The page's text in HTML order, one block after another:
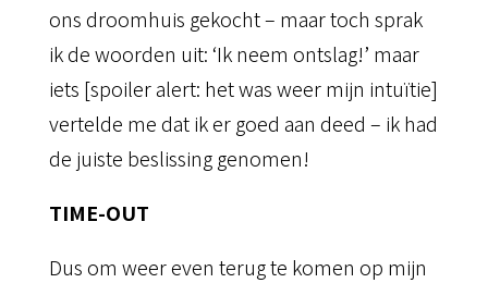
ons droomhuis gekocht – maar toch sprak
ik de woorden uit: ‘Ik neem ontslag!’ maar
iets [spoiler alert: het was weer mijn intuïtie]
vertelde me dat ik er goed aan deed – ik had
de juiste beslissing genomen!
TIME-OUT
Dus om weer even terug te komen op mijn